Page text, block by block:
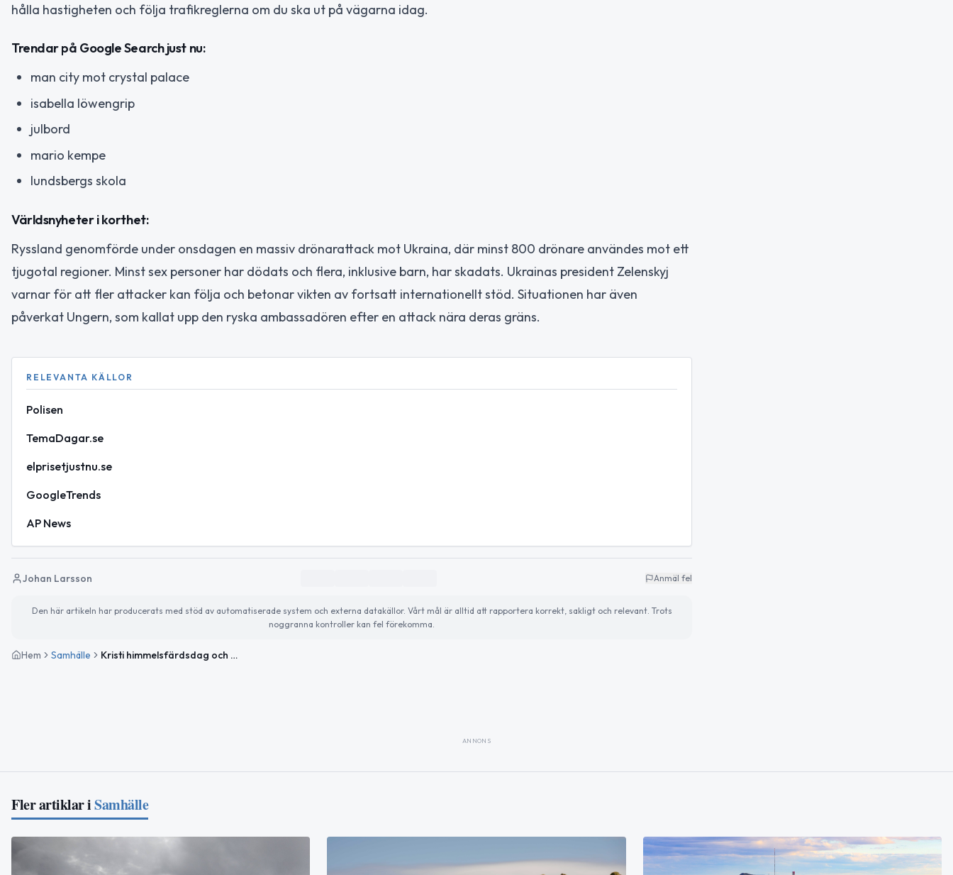
hålla hastigheten och följa trafikreglerna om du ska ut på vägarna idag.
Trendar på Google Search just nu:
man city mot crystal palace
isabella löwengrip
julbord
mario kempe
lundsbergs skola
Världsnyheter i korthet:
Ryssland genomförde under onsdagen en massiv drönarattack mot Ukraina, där minst 800 drönare användes mot ett
tjugotal regioner. Minst sex personer har dödats och flera, inklusive barn, har skadats. Ukrainas president Zelenskyj
varnar för att fler attacker kan följa och betonar vikten av fortsatt internationellt stöd. Situationen har även
påverkat Ungern, som kallat upp den ryska ambassadören efter en attack nära deras gräns.
RELEVANTA KÄLLOR
Polisen
TemaDagar.se
elprisetjustnu.se
GoogleTrends
AP News
Johan Larsson Anmäl fel
Den här artikeln har producerats med stöd av automatiserade system och externa datakällor. Vårt mål är alltid att rapportera korrekt, sakligt och relevant. Trots
noggranna kontroller kan fel förekomma.
Hem Samhälle Kristi himmelsfärdsdag och Folknykterhetens dag uppmärksammas
ANNONS
Fler artiklar iSamhälle